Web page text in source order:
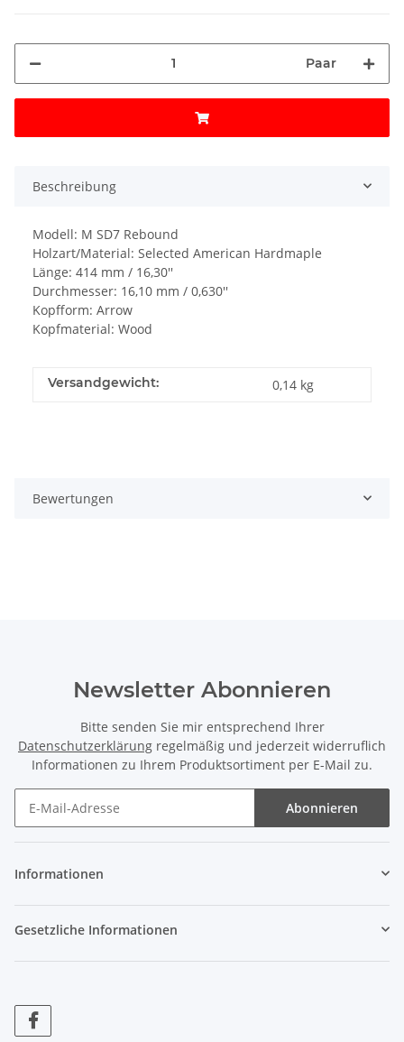
Paar
Beschreibung
Modell: M SD7 Rebound
Holzart/Material: Selected American Hardmaple
Länge: 414 mm / 16,30''
Durchmesser: 16,10 mm / 0,630''
Kopfform: Arrow
Kopfmaterial: Wood
Versandgewicht: 0,14 kg
Bewertungen
Newsletter Abonnieren
Bitte senden Sie mir entsprechend Ihrer
Datenschutzerklärung regelmäßig und jederzeit widerruflich
Informationen zu Ihrem Produktsortiment per E-Mail zu.
Abonnieren
Informationen
Gesetzliche Informationen